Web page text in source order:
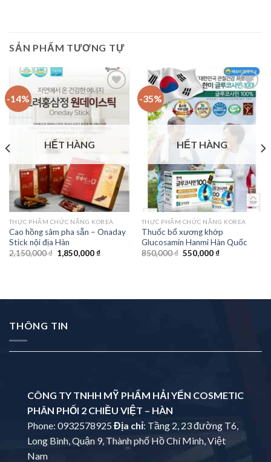
SẢN PHẨM TƯƠNG TỰ
-14%
Add to
Wishlist
HẾT HÀNG
THỰC PHẨM CHỨC NĂNG KOREA
Cao hồng sâm pha sẵn – Onaday
Stick nội địa Hàn
2,150,000₫ 1,850,000₫
-35%
Add to
Wishlist
HẾT HÀNG
THỰC PHẨM CHỨC NĂNG KOREA
Thuốc bổ xương khớp
Glucosamin Hanmi Hàn Quốc
850,000₫ 550,000₫
THÔNG TIN
CÔNG TY TNHH MỸ PHẨM HẢI YẾN COSMETIC
PHÂN PHỐI 2 CHIỀU VIỆT – HÀN
Phone: 0932578925Địa chỉ: Tầng 2, 23 đường T6,
Long Bình, Quận 9, Thành phố Hồ Chí Minh, Việt
Nam